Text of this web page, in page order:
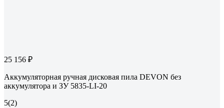
25 156 ₽
Аккумуляторная ручная дисковая пила DEVON без
аккумулятора и ЗУ 5835-LI-20
5(2)